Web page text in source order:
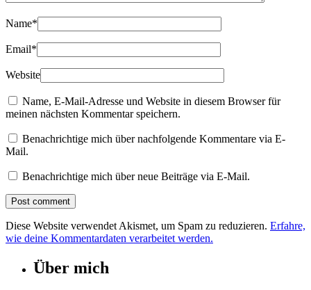
Name*
Email*
Website
Name, E-Mail-Adresse und Website in diesem Browser für
meinen nächsten Kommentar speichern.
Benachrichtige mich über nachfolgende Kommentare via E-
Mail.
Benachrichtige mich über neue Beiträge via E-Mail.
Diese Website verwendet Akismet, um Spam zu reduzieren. Erfahre,
wie deine Kommentardaten verarbeitet werden.
Über mich